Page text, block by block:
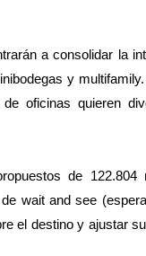
a consolidar la
y
oficinas quieren
de 122.804
wait and see
el destino y ajustar